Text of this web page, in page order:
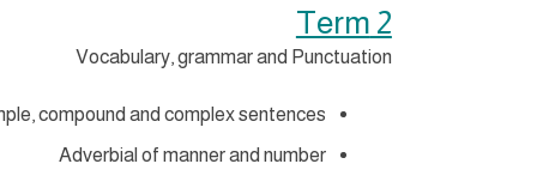
Term 2
Vocabulary, grammar and Punctuation
compound and complex sentences
Adverbial of manner and number